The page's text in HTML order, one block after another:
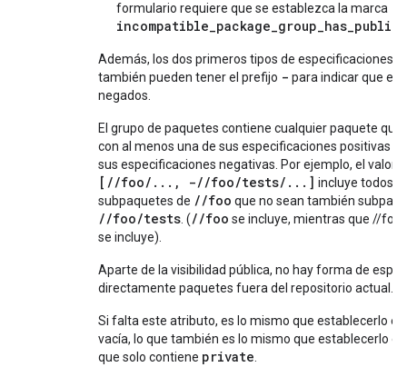
formulario requiere que se establezca la marca
Además, los dos primeros tipos de especificaciones
también pueden tener el prefijo - para indicar que
negados.
El grupo de paquetes contiene cualquier paquete que
con al menos una de sus especificaciones positivas y
sus especificaciones negativas. Por ejemplo, el valor
[//foo/..., -//foo/tests/...] incluye todos
subpaquetes de //foo que no sean también
//foo/tests . (//foo se incluye, mientras que //
se incluye).
Aparte de la visibilidad pública, no hay forma de
directamente paquetes fuera del repositorio actual.
Si falta este atributo, es lo mismo que establecerlo
vacía, lo que también es lo mismo que establecerlo
que solo contiene private